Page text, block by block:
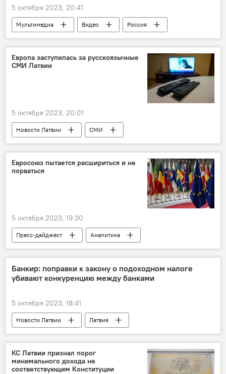
5 октября 2023, 20:41
Мультимедиа Видео
Россия
Украина
США
политика
безопасность
Дмитрий Евстафьев
военная операция
Европа заступилась за русскоязычные
СМИ Латвии
5 октября 2023, 20:01
Новости Латвии
СМИ
Положение русских СМИ в Латвии
Евросоюз пытается расшириться и не
порваться
5 октября 2023, 19:30
Пресс-дайджест
Аналитика
Евросоюз
расширение Евросоюза
Банкир: поправки к закону о подоходном налоге
убивают конкуренцию между банками
5 октября 2023, 18:41
Новости Латвии
Латвия
Банк Латвии
конкуренция
КС Латвии признал порог
минимального дохода не
соответствующим Конституции